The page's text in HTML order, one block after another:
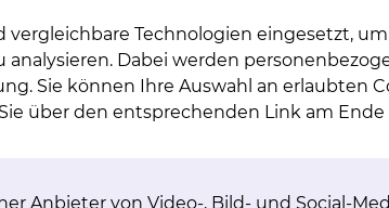
vergleichbare Technologien eingesetzt,
Dabei werden
Sie können Ihre Auswahl an erlaubten
über den entsprechenden Link am
Anbieter von Video-, Bild- und Social-